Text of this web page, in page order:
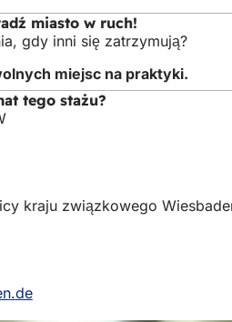
miasto w ruch!
gdy inni się zatrzymują?
miejsc na praktyki.
tego stażu?
kraju związkowego
de